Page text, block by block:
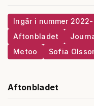
Ingår i nummer
Aftonbladet
Metoo
Sofia
Aftonbladet